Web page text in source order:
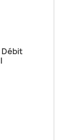
Débit